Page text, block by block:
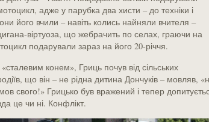
адже у парубка два хисти – до техніки і
його вчили – навіть колись найняли вчителя –
віртуоза, що жебрачить по селах, граючи на
подарували зараз на його 20-річчя.
конем», Гриць почув від сільських
що він – не рідна дитина Дончуків – мовляв,
свого!» Грицько був вражений і тепер
це чи ні. Конфлікт.